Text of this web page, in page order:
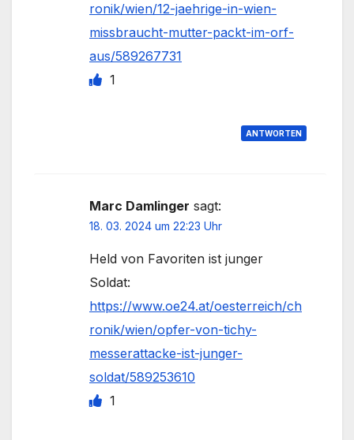
ronik/wien/12-jaehrige-in-wien-
missbraucht-mutter-packt-im-orf-
aus/589267731
1
ANTWORTEN
Marc Damlinger sagt:
18. 03. 2024 um 22:23 Uhr
Held von Favoriten ist junger
Soldat:
https://www.oe24.at/oesterreich/ch
ronik/wien/opfer-von-tichy-
messerattacke-ist-junger-
soldat/589253610
1